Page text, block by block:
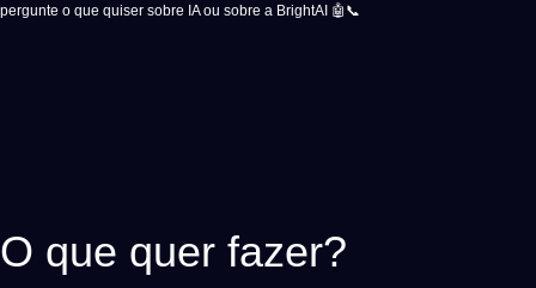
pergunte o que quiser sobre IA ou sobre a BrightAI 🤖📞
O que quer fazer?